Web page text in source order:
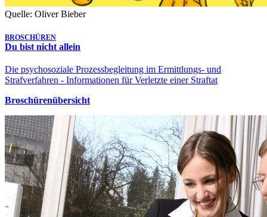
Quelle: Oliver Bieber
BROSCHÜREN
Du bist nicht allein
Die psychosoziale Prozessbegleitung im Ermittlungs- und
Strafverfahren - Informationen für Verletzte einer Straftat
Broschürenübersicht